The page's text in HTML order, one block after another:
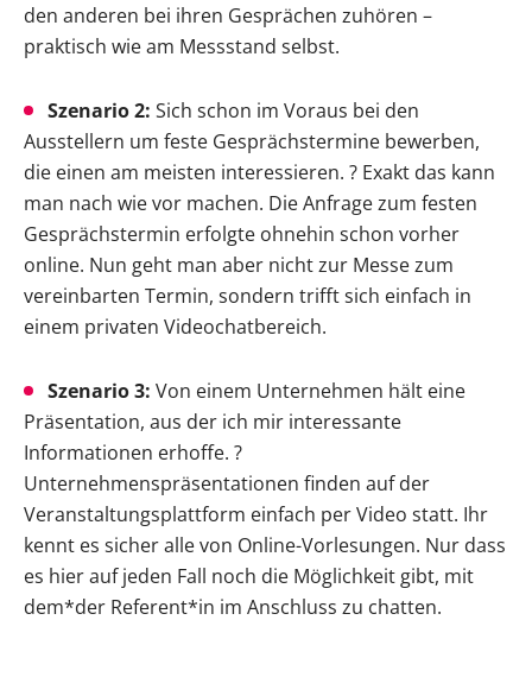
den anderen bei ihren Gesprächen zuhören –
praktisch wie am Messstand selbst.
Szenario 2: Sich schon im Voraus bei den
Ausstellern um feste Gesprächstermine bewerben,
die einen am meisten interessieren. ? Exakt das kann
man nach wie vor machen. Die Anfrage zum festen
Gesprächstermin erfolgte ohnehin schon vorher
online. Nun geht man aber nicht zur Messe zum
vereinbarten Termin, sondern trifft sich einfach in
einem privaten Videochatbereich.
Szenario 3: Von einem Unternehmen hält eine
Präsentation, aus der ich mir interessante
Informationen erhoffe. ?
Unternehmenspräsentationen finden auf der
Veranstaltungsplattform einfach per Video statt. Ihr
kennt es sicher alle von Online-Vorlesungen. Nur dass
es hier auf jeden Fall noch die Möglichkeit gibt, mit
dem*der Referent*in im Anschluss zu chatten.